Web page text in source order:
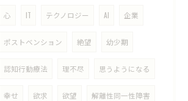
心 IT テクノロジー AI 企業
ポストベンション 絶望 幼少期
認知行動療法 理不尽 思うようになる
幸せ 欲求 欲望 解離性同一性障害